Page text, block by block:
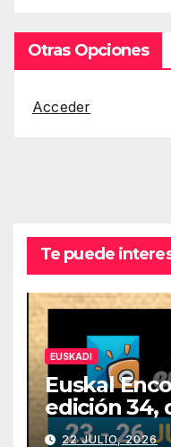
Otras Opciones
Acceder
Te puede
EUSKADI
Euskal
edición 34,
julio
22 JULIO, 2026